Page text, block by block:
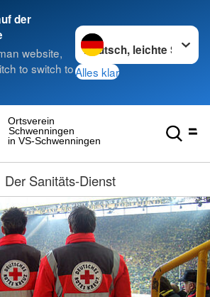
der
website,
to switch to
Sprache wechseln zu
Alles klar
in VS-Schwenningen
Schwenningen
Ortsverein
Der Sanitäts-Dienst